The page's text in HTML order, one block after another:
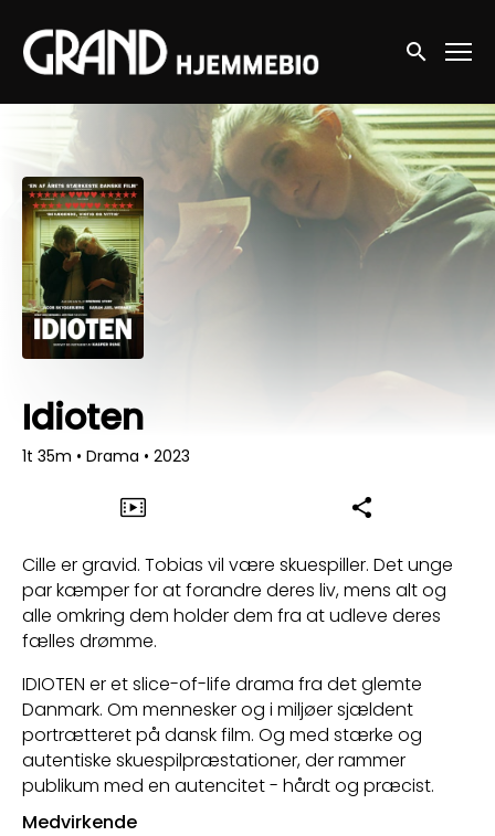
Accessibility Links
Søg nu
Idioten
1t 35m • Drama • 2023
Cille er gravid. Tobias vil være skuespiller. Det unge
par kæmper for at forandre deres liv, mens alt og
alle omkring dem holder dem fra at udleve deres
fælles drømme.
IDIOTEN er et slice-of-life drama fra det glemte
Danmark. Om mennesker og i miljøer sjældent
portrætteret på dansk film. Og med stærke og
autentiske skuespilpræstationer, der rammer
publikum med en autencitet - hårdt og præcist.
Medvirkende